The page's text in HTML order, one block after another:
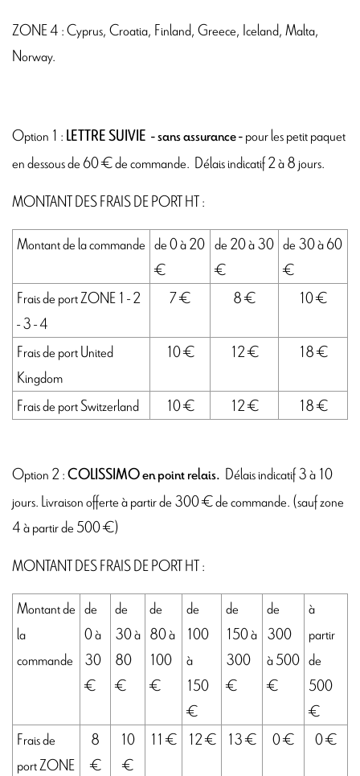
ZONE 4 : Cyprus, Croatia, Finland, Greece, Iceland, Malta,
Norway.
Option 1 :LETTRE SUIVIE - sans assurance -pour les petit paquet
en dessous de 60 € de commande. Délais indicatif 2 à 8 jours.
MONTANT DES FRAIS DE PORT HT :
Montant de la commande de 0 à 20
€
de 20 à 30
€
de 30 à 60
€
Frais de port ZONE 1 - 2
- 3 - 4
7 € 8 € 10 €
Frais de port United
Kingdom
10 € 12 € 18 €
Frais de port Switzerland 10 € 12 € 18 €
Option 2 :COLISSIMO en point relais. Délais indicatif 3 à 10
jours. Livraison offerte à partir de 300 € de commande. (sauf zone
4 à partir de 500 €)
MONTANT DES FRAIS DE PORT HT :
Montant de
la
commande
de
0 à
30
€
de
30 à
80
€
de
80 à
100
€
de
100
à
150
€
de
150 à
300
€
de
300
à 500
€
à
partir
de
500
€
Frais de
port ZONE
8
€
10
€
11 € 12 € 13 € 0 € 0 €